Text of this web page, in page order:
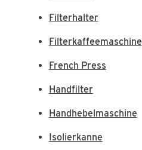
Filterhalter
Filterkaffeemaschine
French Press
Handfilter
Handhebelmaschine
Isolierkanne